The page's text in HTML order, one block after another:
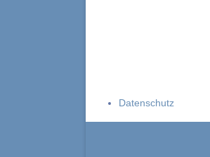
Datenschutz